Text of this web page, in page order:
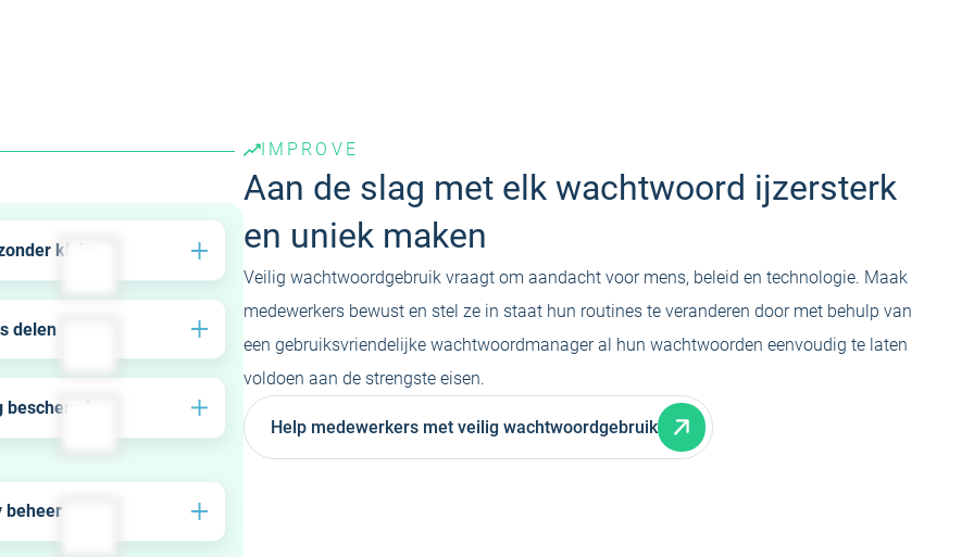
kluis
niet meer op in
kluis. De
technologie van
wachtwoorden
delen
de toegang tot gedeelde
met geautoriseerde
zonder het wachtwoord
door slimme
van frauduleuze
beheer
IMPROVE
Aan de slag met elk wachtwoord ijzersterk
en uniek maken
Veilig wachtwoordgebruik vraagt om aandacht voor mens, beleid en technologie. Maak
medewerkers bewust en stel ze in staat hun routines te veranderen door met behulp van
een gebruiksvriendelijke wachtwoordmanager al hun wachtwoorden eenvoudig te laten
voldoen aan de strengste eisen.
Help medewerkers met veilig wachtwoordgebruik